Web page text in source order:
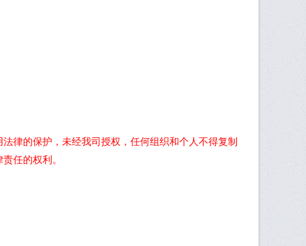
律的保护，未经我司授权，任何组织和个人不得复制
任的权利。